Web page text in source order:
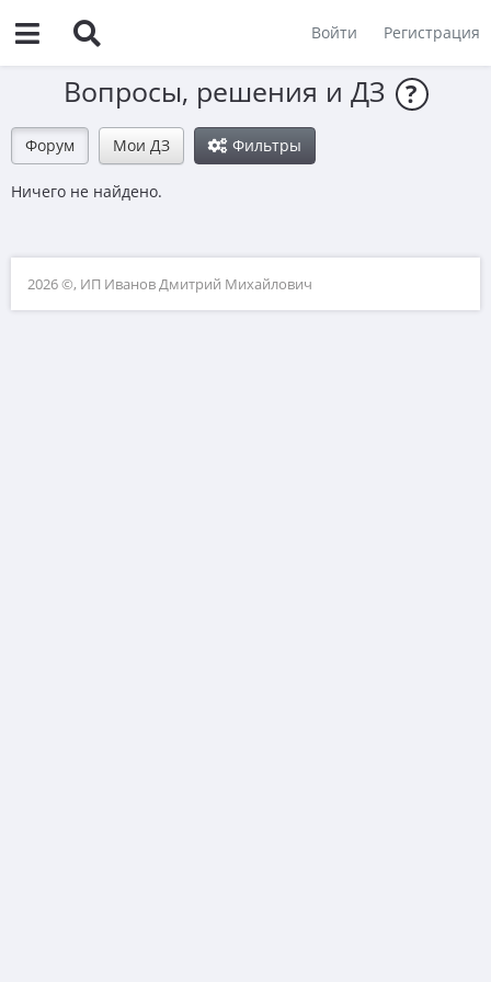
Войти Регистрация
Вопросы, решения и ДЗ ?
Форум Мои ДЗ Фильтры
Ничего не найдено.
2026 ©, ИП Иванов Дмитрий Михайлович